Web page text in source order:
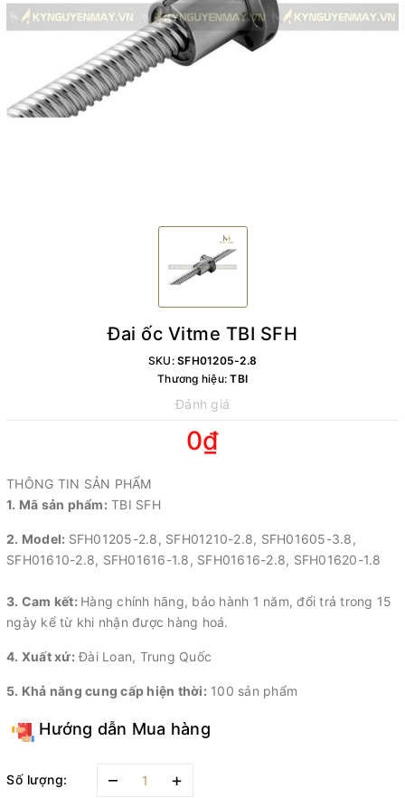
Đai ốc Vitme TBI SFH
SKU:SFH01205-2.8
Thương hiệu:TBI
Đánh giá
0₫
THÔNG TIN SẢN PHẨM
1. Mã sản phẩm: TBI SFH
2. Model: SFH01205-2.8, SFH01210-2.8, SFH01605-3.8,
SFH01610-2.8, SFH01616-1.8, SFH01616-2.8, SFH01620-1.8
3. Cam kết: Hàng chính hãng, bảo hành 1 năm, đổi trả trong 15
ngày kể từ khi nhận được hàng hoá.
4. Xuất xứ: Đài Loan, Trung Quốc
5. Khả năng cung cấp hiện thời: 100 sản phẩm
Hướng dẫn Mua hàng
Số lượng: – +